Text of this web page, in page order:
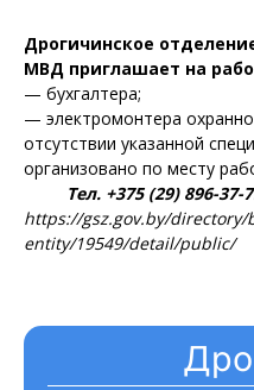
Дрогичинское
МВД приглашает на
— бухгалтера;
— электромонтера
отсутствии указанной
организовано по месту
Тел. +375 (29) 896-37-
https://gsz.gov.by/directory/
entity/19549/detail/public/